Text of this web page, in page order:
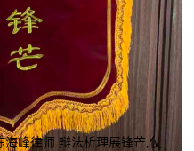
海峰律师 辩法析理展锋芒,仗